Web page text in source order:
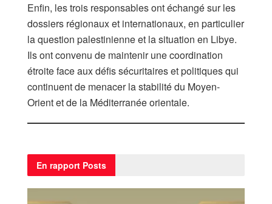
Enfin, les trois responsables ont échangé sur les
dossiers régionaux et internationaux, en particulier
la question palestinienne et la situation en Libye.
Ils ont convenu de maintenir une coordination
étroite face aux défis sécuritaires et politiques qui
continuent de menacer la stabilité du Moyen-
Orient et de la Méditerranée orientale.
En rapport Posts